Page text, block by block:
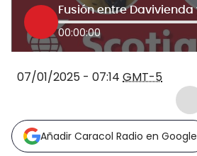
00:00:00
07/01/2025 - 07:14 GMT-5
Añadir Caracol Radio en Google